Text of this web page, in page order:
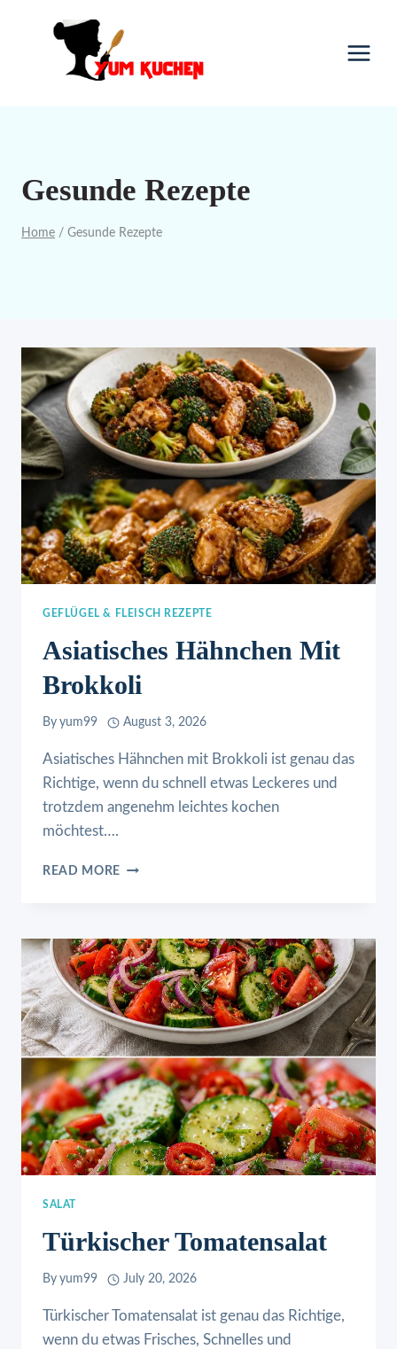
Gesunde Rezepte
Home / Gesunde Rezepte
GEFLÜGEL & FLEISCH REZEPTE
Asiatisches Hähnchen Mit
Brokkoli
By yum99 August 3, 2026
Asiatisches Hähnchen mit Brokkoli ist genau das
Richtige, wenn du schnell etwas Leckeres und
trotzdem angenehm leichtes kochen
möchtest….
READ MORE ASIATISCHES
SALAT
Türkischer Tomatensalat
By yum99 July 20, 2026
Türkischer Tomatensalat ist genau das Richtige,
wenn du etwas Frisches, Schnelles und